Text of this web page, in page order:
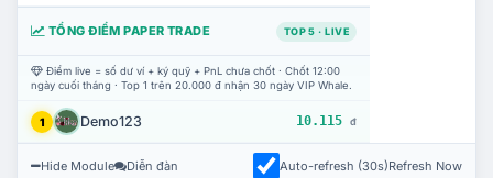
TỔNG ĐIỂM PAPER TRADE TOP 5 · LIVE
Điểm live = số dư ví + ký quỹ + PnL chưa chốt · Chốt 12:00
ngày cuối tháng · Top 1 trên 20.000 đ nhận 30 ngày VIP Whale.
1 Demo123 10.115 đ
Hide Module Diễn đàn Auto-refresh (30s)Refresh Now